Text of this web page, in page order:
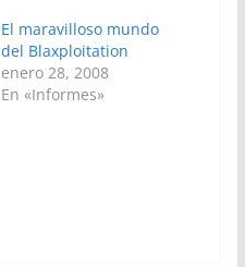
El maravilloso mundo
del Blaxploitation
enero 28, 2008
En «Informes»